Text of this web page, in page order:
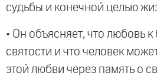
судьбы и конечной целью
• Он объясняет, что любовь к
святости и что человек
этой любви через память о